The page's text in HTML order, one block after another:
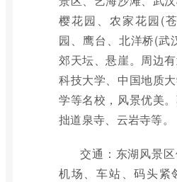
樱花园、农家花园(
园、鹰台、北洋桥(武
郊天坛、悬崖。周边
科技大学、中国地质
学等名校，风景优美
拙道泉寺、云岩寺等。
交通：东湖风景区
机场、车站、码头紧